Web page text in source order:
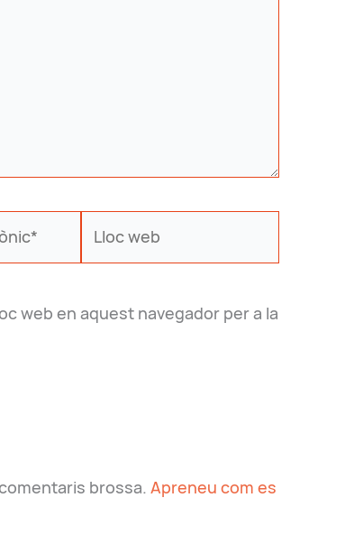
web
web en aquest navegador per a la
brossa. Apreneu com es